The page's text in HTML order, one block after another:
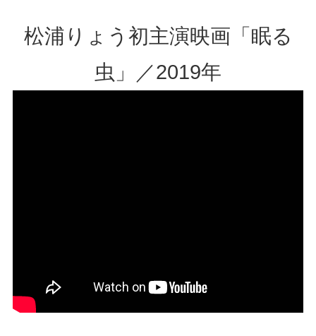
松浦りょう初主演映画「眠る
虫」／2019年